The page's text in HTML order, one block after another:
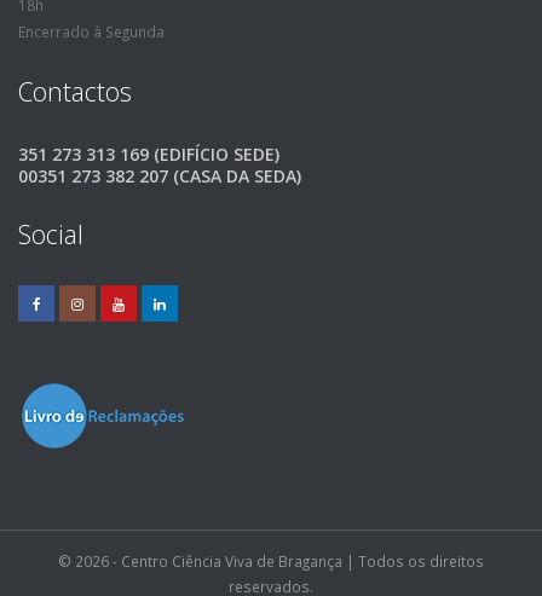
18h
Encerrado à Segunda
Contactos
351 273 313 169 (EDIFÍCIO SEDE)
00351 273 382 207 (CASA DA SEDA)
Social
© 2026 - Centro Ciência Viva de Bragança | Todos os direitos
reservados.